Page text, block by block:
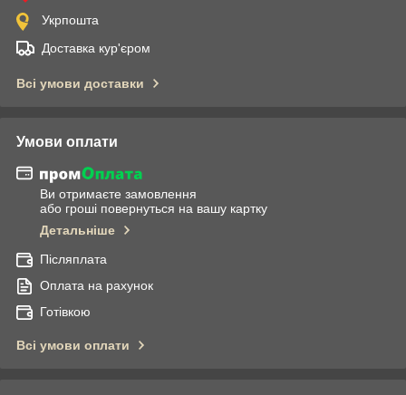
Укрпошта
Доставка кур'єром
Всі умови доставки
Умови оплати
Ви отримаєте замовлення
або гроші повернуться на вашу картку
Детальніше
Післяплата
Оплата на рахунок
Готівкою
Всі умови оплати